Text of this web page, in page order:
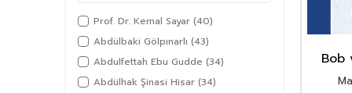
Prof. Dr. Kemal Sayar (40)
Abdülbaki Gölpınarlı (43)
Abdulfettah Ebu Gudde (34)
Abdülhak Şinasi Hisar (34)
Bob